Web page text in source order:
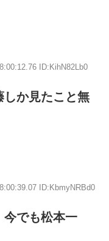
ID:KihN82Lb0
しか見たこと無
ID:KbmyNRBd0
今でも松本一